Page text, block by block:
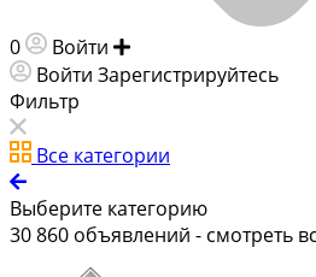
0 Войти
Войти Зарегистрируйтесь
Фильтр
Все категории
Выберите категорию
30 860 объявлений - смотреть